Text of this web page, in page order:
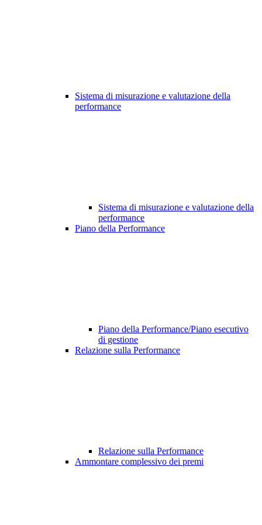
Sistema di misurazione e valutazione della
performance
Sistema di misurazione e valutazione della
performance
Piano della Performance
Piano della Performance/Piano esecutivo
di gestione
Relazione sulla Performance
Relazione sulla Performance
Ammontare complessivo dei premi